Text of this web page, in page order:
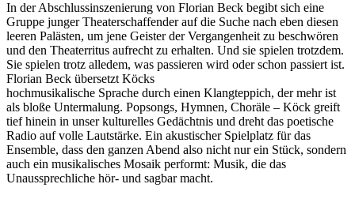
In der Abschlussinszenierung von Florian Beck begibt sich eine
Gruppe junger Theaterschaffender auf die Suche nach eben diesen
leeren Palästen, um jene Geister der Vergangenheit zu beschwören
und den Theaterritus aufrecht zu erhalten. Und sie spielen trotzdem.
Sie spielen trotz alledem, was passieren wird oder schon passiert ist.
Florian Beck übersetzt Köcks
hochmusikalische Sprache durch einen Klangteppich, der mehr ist
als bloße Untermalung. Popsongs, Hymnen, Choräle – Köck greift
tief hinein in unser kulturelles Gedächtnis und dreht das poetische
Radio auf volle Lautstärke. Ein akustischer Spielplatz für das
Ensemble, dass den ganzen Abend also nicht nur ein Stück, sondern
auch ein musikalisches Mosaik performt: Musik, die das
Unaussprechliche hör- und sagbar macht.